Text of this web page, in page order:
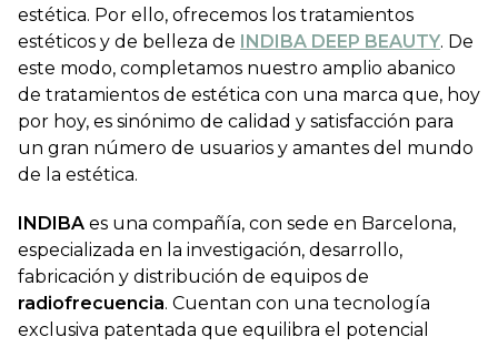
estética. Por ello, ofrecemos los tratamientos
estéticos y de belleza de INDIBA DEEP BEAUTY. De
este modo, completamos nuestro amplio abanico
de tratamientos de estética con una marca que, hoy
por hoy, es sinónimo de calidad y satisfacción para
un gran número de usuarios y amantes del mundo
de la estética.
INDIBA es una compañía, con sede en Barcelona,
especializada en la investigación, desarrollo,
fabricación y distribución de equipos de
radiofrecuencia. Cuentan con una tecnología
exclusiva patentada que equilibra el potencial